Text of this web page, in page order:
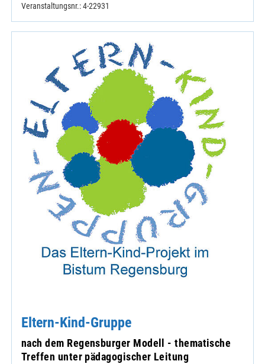
Veranstaltungsnr.: 4-22931
Eltern-Kind-Gruppe
nach dem Regensburger Modell - thematische
Treffen unter pädagogischer Leitung